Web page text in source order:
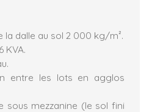
la dalle au sol 2 000 kg/m².
KVA.
entre les lots en agglos
sous mezzanine (le sol fini